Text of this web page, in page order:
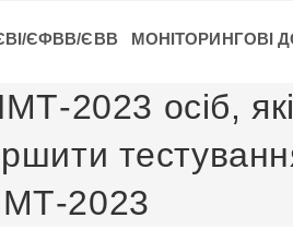
ЄФВВ/ЄВВ МОНІТОРИНГОВІ
2023 осіб,
2023